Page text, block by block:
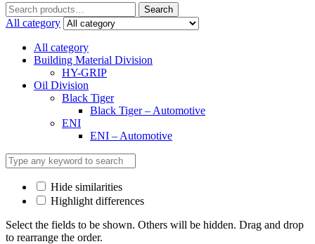
Search
for:
Search
All category
All category
Building Material Division
HY-GRIP
Oil Division
Black Tiger
Black Tiger – Automotive
ENI
ENI – Automotive
Hide similarities
Highlight differences
Select the fields to be shown. Others will be hidden. Drag and drop
to rearrange the order.